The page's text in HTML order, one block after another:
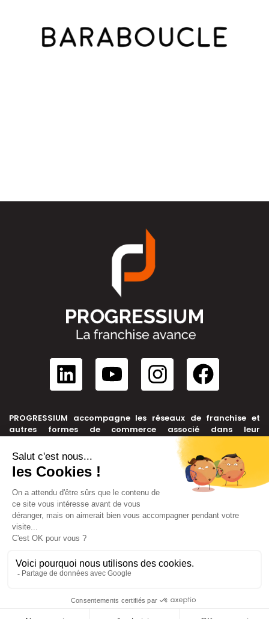
PROGRESSIUM accompagne les réseaux de franchise et
autres formes de commerce associé dans leur
développement, depuis leur création jusqu’à leur cession.
NOUS CONTACTER
+33 6 99 39 91 46
contact@progressium.fr
56 rue de la République, 69002 LYON
LIENS